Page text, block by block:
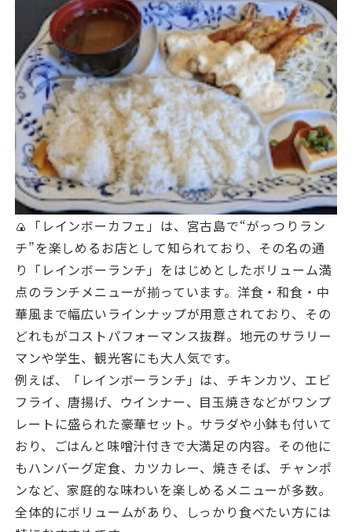
🍙「レインボーカフェ」は、宮古島で“がっつりラン
チ”を楽しめるお店として知られており、その名の通
り「レインボーランチ」をはじめとしたボリューム満
点のランチメニューが揃っています。洋食・和食・中
華風まで幅広いラインナップが用意されており、その
どれもがコストパフォーマンス抜群。地元のサラリー
マンや学生、観光客にも大人気です。
例えば、「レインボーランチ」は、チキンカツ、エビ
フライ、唐揚げ、ウインナー、目玉焼きなどがワンプ
レートに盛られた豪華セット。サラダや小鉢も付いて
おり、ごはんと味噌汁付きで大満足の内容。その他に
もハンバーグ定食、カツカレー、焼きそば、チャンポ
ンなど、家庭的な味わいを楽しめるメニューが多数。
全体的にボリュームがあり、しっかり食べたい方には